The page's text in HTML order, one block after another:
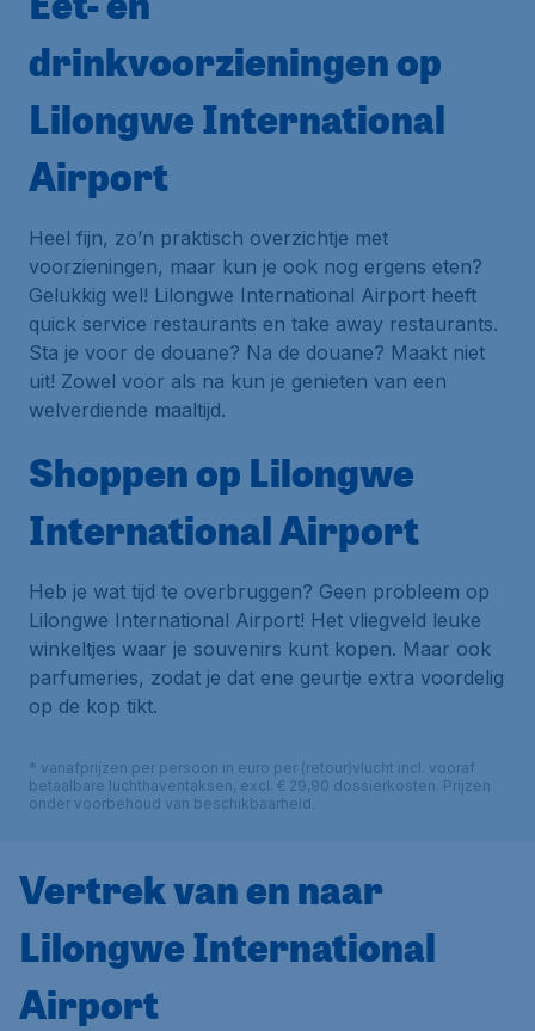
drinkvoorzieningen op
Lilongwe International
Airport
Heel fijn, zo’n praktisch overzichtje met
voorzieningen, maar kun je ook nog ergens eten?
Gelukkig wel! Lilongwe International Airport heeft
quick service restaurants en take away restaurants.
Sta je voor de douane? Na de douane? Maakt niet
uit! Zowel voor als na kun je genieten van een
welverdiende maaltijd.
Shoppen op Lilongwe
International Airport
Heb je wat tijd te overbruggen? Geen probleem op
Lilongwe International Airport! Het vliegveld leuke
winkeltjes waar je souvenirs kunt kopen. Maar ook
parfumeries, zodat je dat ene geurtje extra voordelig
op de kop tikt.
* vanafprijzen per persoon in euro per (retour)vlucht incl. vooraf
betaalbare luchthaventaksen, excl. € 29,90 dossierkosten. Prijzen
onder voorbehoud van beschikbaarheid.
Vertrek van en naar
Lilongwe International
Airport